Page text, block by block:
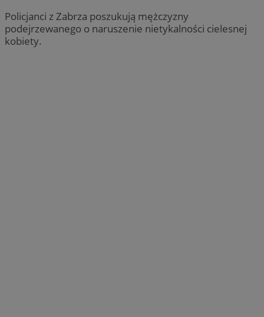
Policjanci z Zabrza poszukują mężczyzny
podejrzewanego o naruszenie nietykalności cielesnej
kobiety.